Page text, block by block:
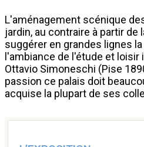
L'aménagement scénique
jardin, au contraire à partir de
suggérer en grandes lignes
l'ambiance de l'étude et
Ottavio Simoneschi (Pise
passion ce palais doit
acquise la plupart de ses